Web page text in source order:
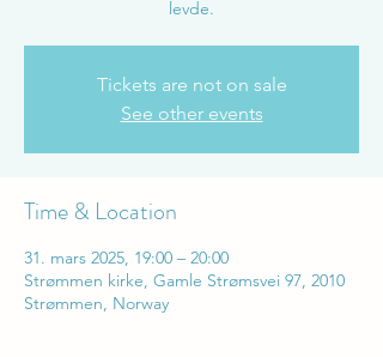
levde.
Tickets are not on sale
See other events
Time & Location
31. mars 2025, 19:00 – 20:00
Strømmen kirke, Gamle Strømsvei 97, 2010
Strømmen, Norway